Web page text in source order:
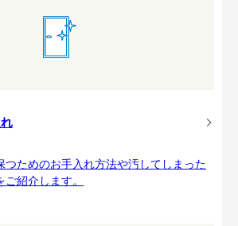
つためのお手入れ方法や汚してしまった
紹介します。